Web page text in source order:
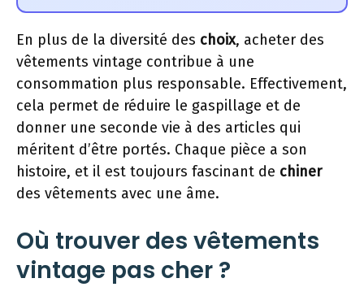
En plus de la diversité des choix, acheter des
vêtements vintage contribue à une
consommation plus responsable. Effectivement,
cela permet de réduire le gaspillage et de
donner une seconde vie à des articles qui
méritent d’être portés. Chaque pièce a son
histoire, et il est toujours fascinant de chiner
des vêtements avec une âme.
Où trouver des vêtements
vintage pas cher ?